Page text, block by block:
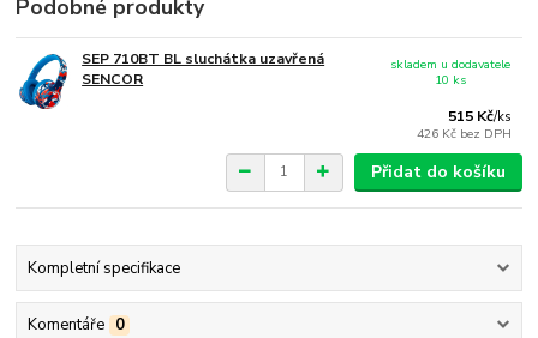
Podobné produkty
SEP 710BT BL sluchátka uzavřená
SENCOR
515 Kč/ks
426 Kč bez DPH
skladem u dodavatele
10 ks
Přidat do košíku
Kompletní specifikace
Komentáře 0